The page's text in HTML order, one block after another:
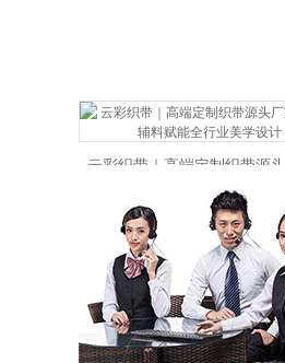
提花织带开版完整流程 +